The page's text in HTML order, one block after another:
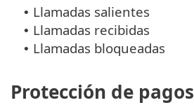
• Llamadas salientes
• Llamadas recibidas
• Llamadas bloqueadas
Protección de pagos